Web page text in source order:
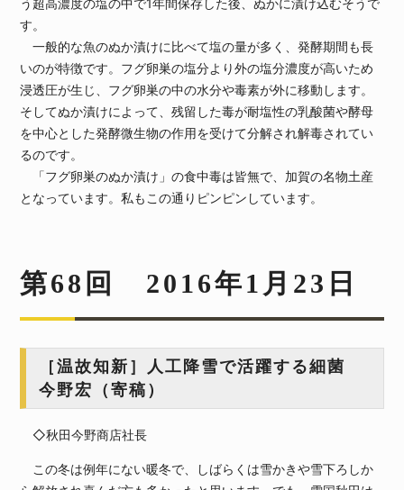
う超高濃度の塩の中で1年間保存した後、ぬかに漬け込むそうで
す。
一般的な魚のぬか漬けに比べて塩の量が多く、発酵期間も長
いのが特徴です。フグ卵巣の塩分より外の塩分濃度が高いため
浸透圧が生じ、フグ卵巣の中の水分や毒素が外に移動します。
そしてぬか漬けによって、残留した毒が耐塩性の乳酸菌や酵母
を中心とした発酵微生物の作用を受けて分解され解毒されてい
るのです。
「フグ卵巣のぬか漬け」の食中毒は皆無で、加賀の名物土産
となっています。私もこの通りピンピンしています。
第68回 2016年1月23日
［温故知新］人工降雪で活躍する細菌
今野宏（寄稿）
◇秋田今野商店社長
この冬は例年にない暖冬で、しばらくは雪かきや雪下ろしか